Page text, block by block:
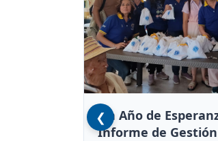
❮
Un Año de
Informe de Gestión